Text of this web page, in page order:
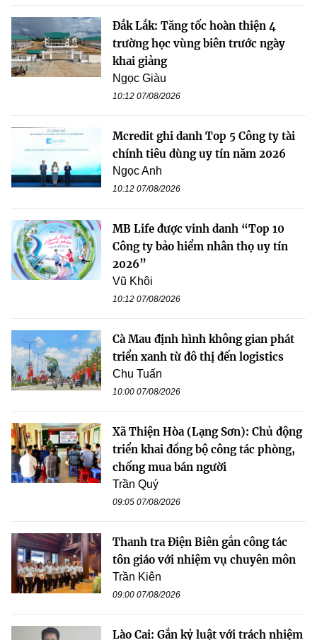
Đắk Lắk: Tăng tốc hoàn thiện 4
trường học vùng biên trước ngày
khai giảng
Ngọc Giàu
10:12 07/08/2026
Mcredit ghi danh Top 5 Công ty tài
chính tiêu dùng uy tín năm 2026
Ngọc Anh
10:12 07/08/2026
MB Life được vinh danh “Top 10
Công ty bảo hiểm nhân thọ uy tín
2026”
Vũ Khôi
10:12 07/08/2026
Cà Mau định hình không gian phát
triển xanh từ đô thị đến logistics
Chu Tuấn
10:00 07/08/2026
Xã Thiện Hòa (Lạng Sơn): Chủ động
triển khai đồng bộ công tác phòng,
chống mua bán người
Trần Quý
09:05 07/08/2026
Thanh tra Điện Biên gắn công tác
tôn giáo với nhiệm vụ chuyên môn
Trần Kiên
09:00 07/08/2026
Lào Cai: Gắn kỷ luật với trách nhiệm